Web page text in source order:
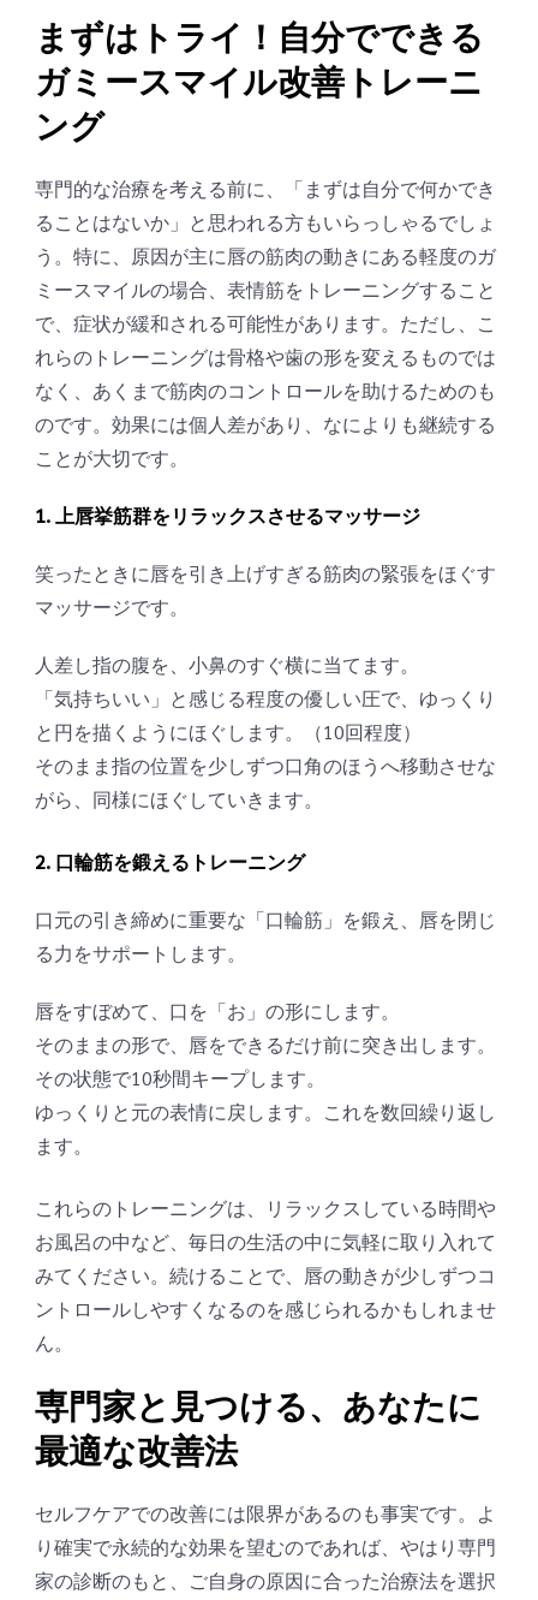
まずはトライ！自分でできる
ガミースマイル改善トレーニ
ング
専門的な治療を考える前に、「まずは自分で何かでき
ることはないか」と思われる方もいらっしゃるでしょ
う。特に、原因が主に唇の筋肉の動きにある軽度のガ
ミースマイルの場合、表情筋をトレーニングすること
で、症状が緩和される可能性があります。ただし、こ
れらのトレーニングは骨格や歯の形を変えるものでは
なく、あくまで筋肉のコントロールを助けるためのも
のです。効果には個人差があり、なによりも継続する
ことが大切です。
1. 上唇挙筋群をリラックスさせるマッサージ
笑ったときに唇を引き上げすぎる筋肉の緊張をほぐす
マッサージです。
人差し指の腹を、小鼻のすぐ横に当てます。
「気持ちいい」と感じる程度の優しい圧で、ゆっくり
と円を描くようにほぐします。（10回程度）
そのまま指の位置を少しずつ口角のほうへ移動させな
がら、同様にほぐしていきます。
2. 口輪筋を鍛えるトレーニング
口元の引き締めに重要な「口輪筋」を鍛え、唇を閉じ
る力をサポートします。
唇をすぼめて、口を「お」の形にします。
そのままの形で、唇をできるだけ前に突き出します。
その状態で10秒間キープします。
ゆっくりと元の表情に戻します。これを数回繰り返し
ます。
これらのトレーニングは、リラックスしている時間や
お風呂の中など、毎日の生活の中に気軽に取り入れて
みてください。続けることで、唇の動きが少しずつコ
ントロールしやすくなるのを感じられるかもしれませ
ん。
専門家と見つける、あなたに
最適な改善法
セルフケアでの改善には限界があるのも事実です。よ
り確実で永続的な効果を望むのであれば、やはり専門
家の診断のもと、ご自身の原因に合った治療法を選択